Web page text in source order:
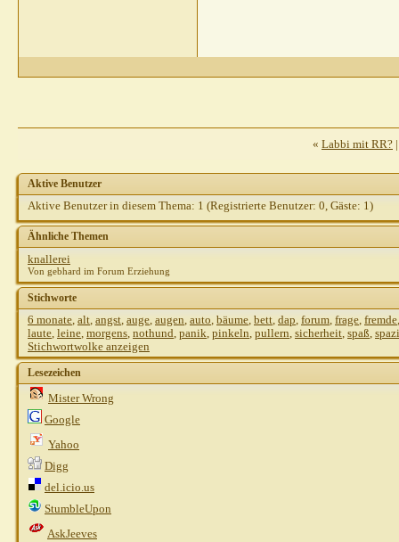
« Labbi mit RR?
Aktive Benutzer
Aktive Benutzer in diesem Thema: 1 (Registrierte Benutzer: 0, Gäste: 1)
Ähnliche Themen
knallerei
Von gebhard im Forum Erziehung
Stichworte
6 monate, alt, angst, auge, augen, auto, bäume, bett, dap, forum, frage, fremde
laute, leine, morgens, nothund, panik, pinkeln, pullern, sicherheit, spaß,
Stichwortwolke anzeigen
Lesezeichen
Mister Wrong
Google
Yahoo
Digg
del.icio.us
StumbleUpon
AskJeeves